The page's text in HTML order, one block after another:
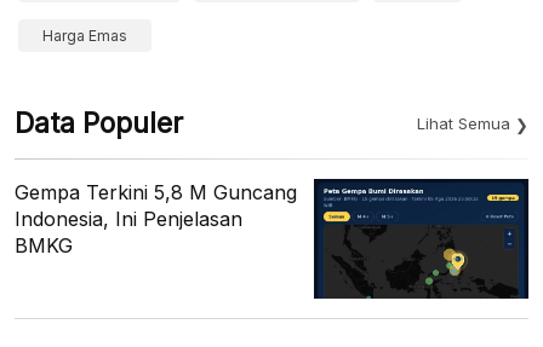
Harga Emas
Data Populer Lihat Semua
Gempa Terkini 5,8 M Guncang
Indonesia, Ini Penjelasan
BMKG